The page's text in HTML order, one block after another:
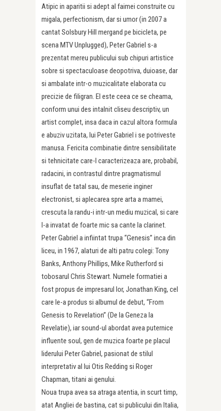
Atipic in aparitii si adept al faimei construite cu
migala, perfectionism, dar si umor (in 2007 a
cantat Solsbury Hill mergand pe bicicleta, pe
scena MTV Unplugged), Peter Gabriel s-a
prezentat mereu publicului sub chipuri artistice
sobre si spectaculoase deopotriva, duioase, dar
si ambalate intr-o muzicalitate elaborata cu
precizie de filigran. El este ceea ce se cheama,
conform unui des intalnit cliseu descriptiv, un
artist complet, insa daca in cazul altora formula
e abuziv uzitata, lui Peter Gabriel i se potriveste
manusa. Fericita combinatie dintre sensibilitate
si tehnicitate care-l caracterizeaza are, probabil,
radacini, in contrastul dintre pragmatismul
insuflat de tatal sau, de meserie inginer
electronist, si aplecarea spre arta a mamei,
crescuta la randu-i intr-un mediu muzical, si care
l-a invatat de foarte mic sa cante la clarinet.
Peter Gabriel a infiintat trupa “Genesis” inca din
liceu, in 1967, alaturi de alti patru colegi: Tony
Banks, Anthony Phillips, Mike Rutherford si
tobosarul Chris Stewart. Numele formatiei a
fost propus de impresarul lor, Jonathan King, cel
care le-a produs si albumul de debut, “From
Genesis to Revelation” (De la Geneza la
Revelatie), iar sound-ul abordat avea puternice
influente soul, gen de muzica foarte pe placul
liderului Peter Gabriel, pasionat de stilul
interpretativ al lui Otis Redding si Roger
Chapman, titani ai genului.
Noua trupa avea sa atraga atentia, in scurt timp,
atat Angliei de bastina, cat si publicului din Italia,